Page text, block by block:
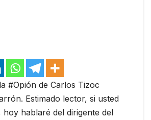
#Opión de Carlos Tizoc
Estimado lector, si usted
hoy hablaré del dirigente del